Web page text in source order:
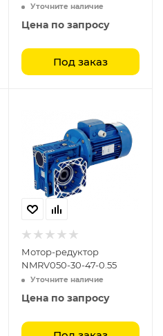
Уточните наличие
Цена по запросу
Под заказ
Мотор-редуктор
NMRV050-30-47-0.55
Уточните наличие
Цена по запросу